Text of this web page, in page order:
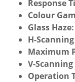
Response
Colour
Glass Haze:
H-
Maximum
V-
Operation